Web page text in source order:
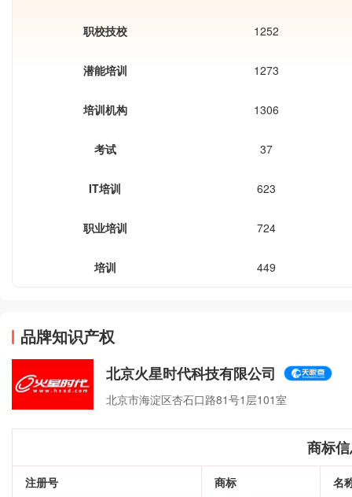
职校技校 1252
潜能培训 1273
培训机构 1306
考试 37
IT培训 623
职业培训 724
培训 449
品牌知识产权
北京火星时代科技有限公司
北京市海淀区杏石口路81号1层101室
商标
注册号 商标 名